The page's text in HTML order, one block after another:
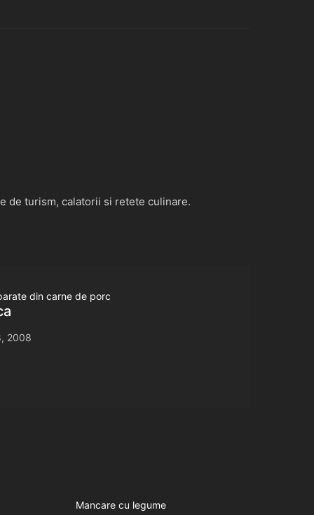
de turism, calatorii si retete culinare.
din carne de porc
2008
Mancare cu legume